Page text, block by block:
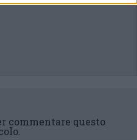
commentare questo